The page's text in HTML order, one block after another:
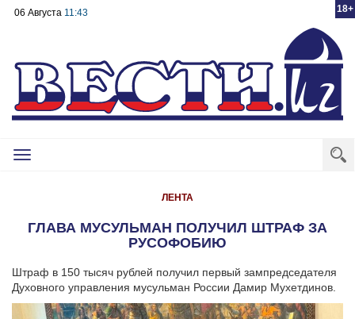
18+
06 Августа 11:43
Toggle
ЛЕНТА
ГЛАВА МУСУЛЬМАН ПОЛУЧИЛ ШТРАФ ЗА
РУСОФОБИЮ
Штраф в 150 тысяч рублей получил первый зампредседателя
Духовного управления мусульман России Дамир Мухетдинов.